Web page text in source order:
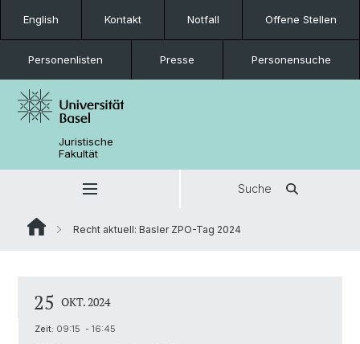
English Kontakt Notfall Offene Stellen
Personenlisten Presse Personensuche
Juristische
Fakultät
Suche
Recht aktuell: Basler ZPO-Tag 2024
25 OKT. 2024
Zeit: 09:15 - 16:45